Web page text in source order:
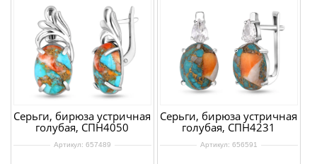
Серьги, бирюза устричная
голубая, СПН4050
Артикул: 657489
Серьги, бирюза устричная
голубая, СПН4231
Артикул: 656591